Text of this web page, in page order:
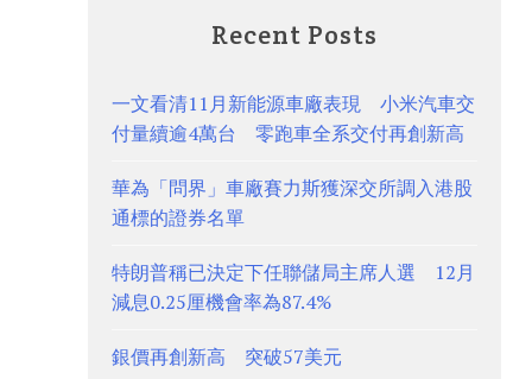
Recent Posts
一文看清11月新能源車廠表現 小米汽車交
付量續逾4萬台 零跑車全系交付再創新高
華為「問界」車廠賽力斯獲深交所調入港股
通標的證券名單
特朗普稱已決定下任聯儲局主席人選 12月
減息0.25厘機會率為87.4%
銀價再創新高 突破57美元